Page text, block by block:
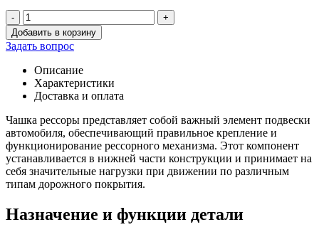
- +
Количество
товара
Чашка
рессоры
нижн.
Добавить в корзину
Задать вопрос
Описание
Характеристики
Доставка и оплата
Чашка рессоры представляет собой важный элемент подвески
автомобиля, обеспечивающий правильное крепление и
функционирование рессорного механизма. Этот компонент
устанавливается в нижней части конструкции и принимает на
себя значительные нагрузки при движении по различным
типам дорожного покрытия.
Назначение и функции детали